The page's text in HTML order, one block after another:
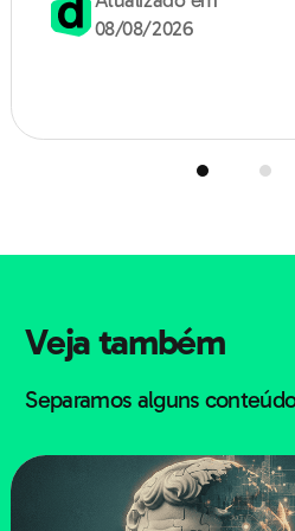
reinvindicação do
2- (AFA)RetratoEu não tinha
vazios,
Nem o lábio amargoEu
Tão paradas e frias e
08/08/2026
Veja também
Separamos alguns